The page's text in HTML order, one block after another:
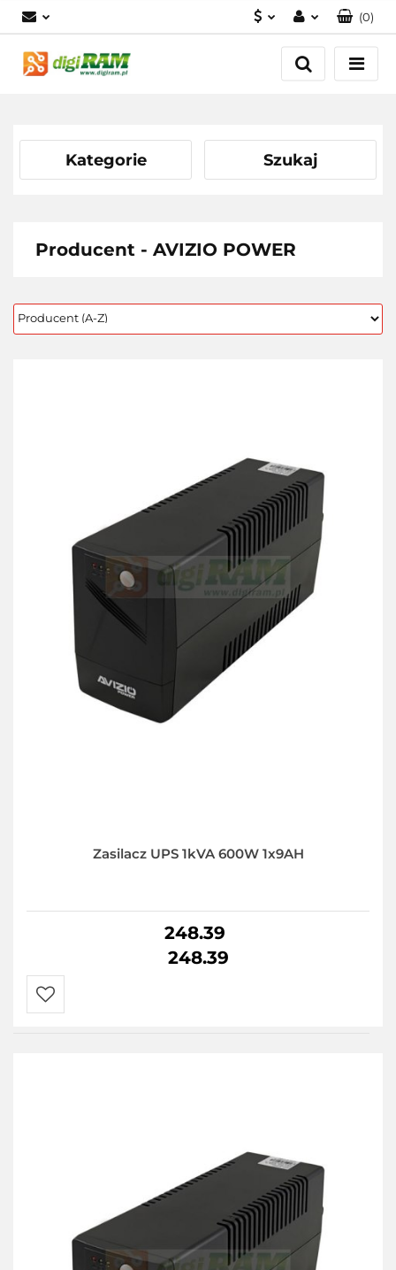
Zaloguj się
Zarejestruj się
(0)
Kategorie Szukaj
Producent - AVIZIO POWER
Zasilacz UPS 1kVA 600W 1x9AH
248.39
248.39